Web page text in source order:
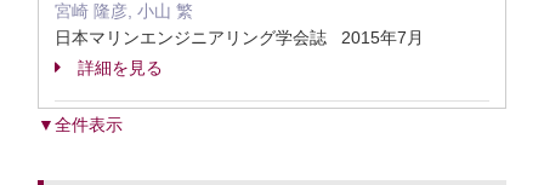
宮崎 隆彦, 小山 繁
日本マリンエンジニアリング学会誌 2015年7月
詳細を見る
▼全件表示